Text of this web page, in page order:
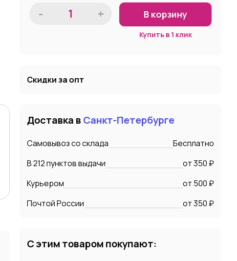
- + В корзину
Купить в 1 клик
Скидки за опт
Доставка в Санкт-Петербурге
Самовывоз со склада
Бесплатно
В 212 пунктов выдачи
от 350 ₽
Курьером
от 500 ₽
Почтой России
от 350 ₽
С этим товаром покупают: